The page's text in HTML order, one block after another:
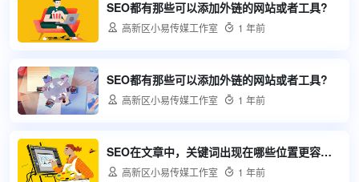
SEO都有那些可以添加外链的网站或者工具?
 高新区小易传媒工作室  1 年前
SEO都有那些可以添加外链的网站或者工具?
 高新区小易传媒工作室  1 年前
SEO在文章中，关键词出现在哪些位置更容易被搜索引擎识别？
 高新区小易传媒工作室  1 年前